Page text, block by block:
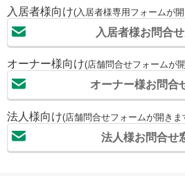
入居者様向け(入居者様専用フォームが
入居者様お問合せ
オーナー様向け(店舗問合せフォームが
オーナー様お問合
法人様向け(店舗問合せフォームが開きま
法人様お問合せ